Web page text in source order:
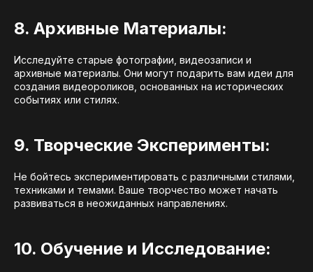
8. Архивные Материалы:
Исследуйте старые фотографии, видеозаписи и
архивные материалы. Они могут подарить вам идеи для
создания видеороликов, основанных на исторических
событиях или стилях.
9. Творческие Эксперименты:
Не бойтесь экспериментировать с различными стилями,
техниками и темами. Ваше творчество может начать
развиваться в неожиданных направлениях.
10. Обучение и Исследование: